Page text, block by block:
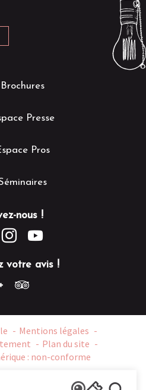
nous !
votre avis !
Brochures
Presse
Pros
Mentions légales
Plan du site
: non-conforme